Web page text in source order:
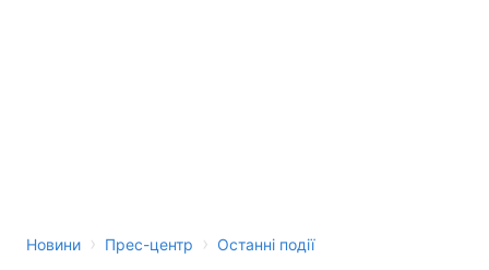
Новини › Прес-центр › Останні події